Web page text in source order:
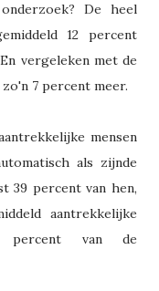
De heel
12 percent
vergeleken met de
7 percent meer.
mensen
als zijnde
39 percent van hen,
aantrekkelijke
percent van de